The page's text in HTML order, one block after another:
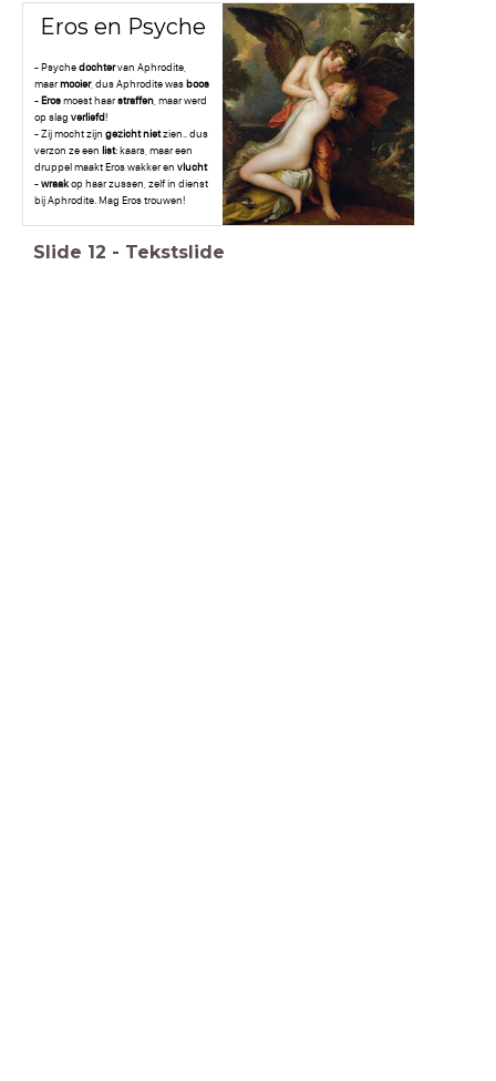
Eros en Psyche
- Psychedochtervan Aphrodite,
maarmooier, dus Aphrodite was boos
- Erosmoest haarstraffen , maar werd
op slagverliefd!
- Zij mocht zijngezichtnietzien.. dus
verzon ze een list: kaars, maar een
druppel maakt Eros wakker envlucht
-wraakop haar zussen, zelf in dienst
bij Aphrodite. Mag Eros trouwen!
Slide 12 - Tekstslide